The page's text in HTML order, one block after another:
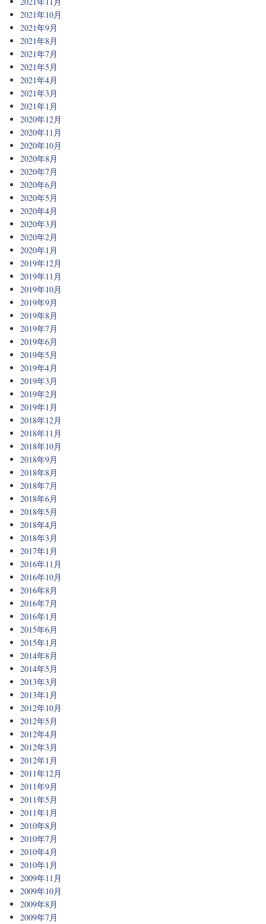
2021年10月
2021年9月
2021年8月
2021年7月
2021年5月
2021年4月
2021年3月
2021年1月
2020年12月
2020年11月
2020年10月
2020年8月
2020年7月
2020年6月
2020年5月
2020年4月
2020年3月
2020年2月
2020年1月
2019年12月
2019年11月
2019年10月
2019年9月
2019年8月
2019年7月
2019年6月
2019年5月
2019年4月
2019年3月
2019年2月
2019年1月
2018年12月
2018年11月
2018年10月
2018年9月
2018年8月
2018年7月
2018年6月
2018年5月
2018年4月
2018年3月
2017年1月
2016年11月
2016年10月
2016年8月
2016年7月
2016年1月
2015年6月
2015年1月
2014年8月
2014年5月
2013年3月
2013年1月
2012年10月
2012年5月
2012年4月
2012年3月
2012年1月
2011年12月
2011年9月
2011年5月
2011年1月
2010年8月
2010年7月
2010年4月
2010年1月
2009年11月
2009年10月
2009年8月
2009年7月